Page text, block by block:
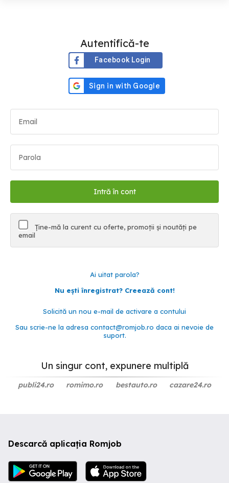
Autentifică-te
Facebook Login
Ține-mă la curent cu oferte, promoții și noutăți pe
email
Ai uitat parola?
Nu ești înregistrat? Creează cont!
Solicită un nou e-mail de activare a contului
Sau scrie-ne la adresa contact@romjob.ro daca ai nevoie de
suport.
Un singur cont, expunere multiplă
publi24.ro romimo.ro bestauto.ro cazare24.ro
Descarcă aplicația Romjob